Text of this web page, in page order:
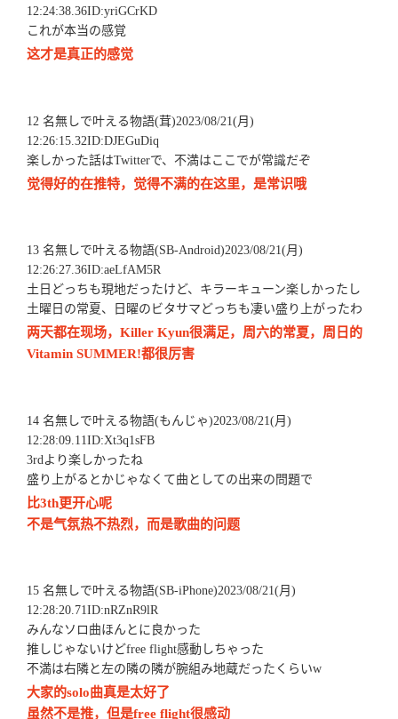
12:24:38.36ID:yriGCrKD
これが本当の感覚
这才是真正的感觉
12 名無しで叶える物語(茸)2023/08/21(月)
12:26:15.32ID:DJEGuDiq
楽しかった話はTwitterで、不満はここでが常識だぞ
觉得好的在推特，觉得不满的在这里，是常识哦
13 名無しで叶える物語(SB-Android)2023/08/21(月)
12:26:27.36ID:aeLfAM5R
土日どっちも現地だったけど、キラーキューン楽しかったし
土曜日の常夏、日曜のビタサマどっちも凄い盛り上がったわ
两天都在现场，Killer Kyun很满足，周六的常夏，周日的
Vitamin SUMMER!都很厉害
14 名無しで叶える物語(もんじゃ)2023/08/21(月)
12:28:09.11ID:Xt3q1sFB
3rdより楽しかったね
盛り上がるとかじゃなくて曲としての出来の問題で
比3th更开心呢
不是气氛热不热烈，而是歌曲的问题
15 名無しで叶える物語(SB-iPhone)2023/08/21(月)
12:28:20.71ID:nRZnR9lR
みんなソロ曲ほんとに良かった
推しじゃないけどfree flight感動しちゃった
不満は右隣と左の隣の隣が腕組み地蔵だったくらいw
大家的solo曲真是太好了
虽然不是推，但是free flight很感动